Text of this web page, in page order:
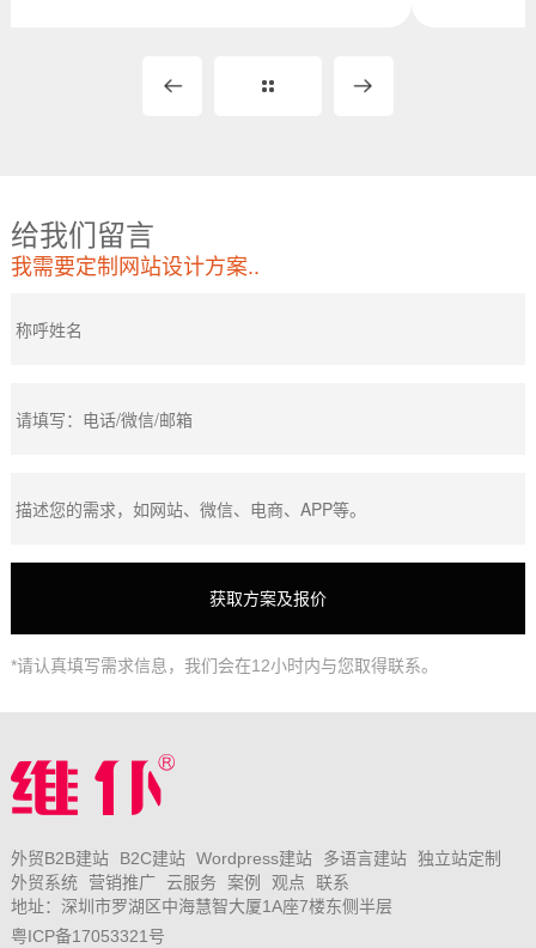
给我们留言
我需要定制网站设计方案..
*请认真填写需求信息，我们会在12小时内与您取得联系。
外贸B2B建站 B2C建站 Wordpress建站 多语言建站 独立站定制
外贸系统
营销推广 云服务 案例 观点
联系
地址：深圳市罗湖区中海慧智大厦1A座7楼东侧半层
粤ICP备17053321号